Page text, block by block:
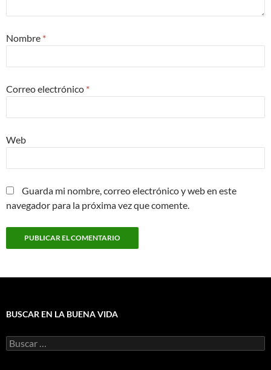
Nombre *
Correo electrónico *
Web
Guarda mi nombre, correo electrónico y web en este
navegador para la próxima vez que comente.
BUSCAR EN LA BUENA VIDA
Buscar: